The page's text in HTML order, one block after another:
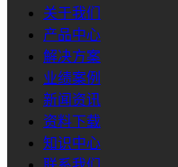
关于我们
产品中心
解决方案
业绩案例
新闻资讯
资料下载
知识中心